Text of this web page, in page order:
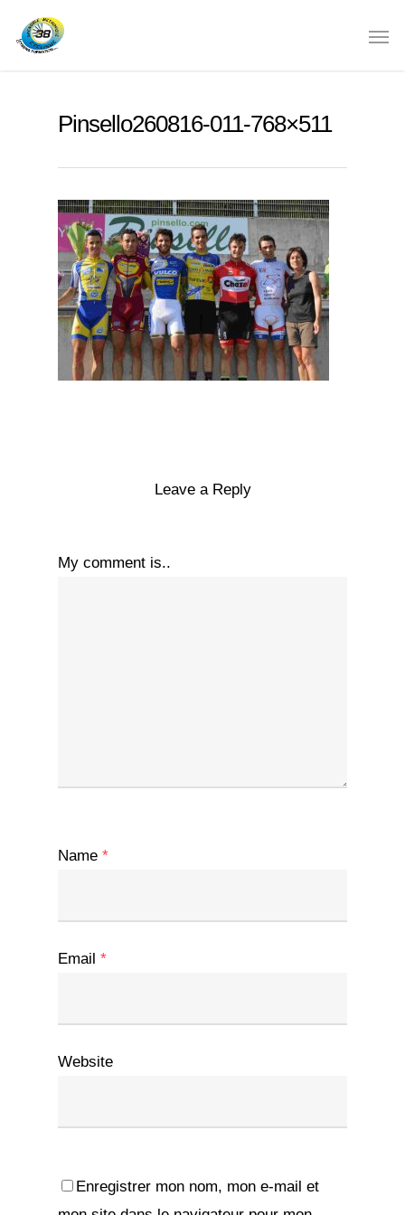
Pinsello260816-011-768×511
Leave a Reply
My comment is..
Name *
Email *
Website
Enregistrer mon nom, mon e-mail et